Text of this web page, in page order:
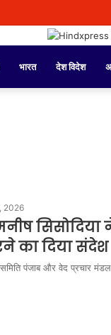
भारत देश विदेश
2026
सिसोदिया
का दिया संदेश
पंजाब और वेद प्रचार